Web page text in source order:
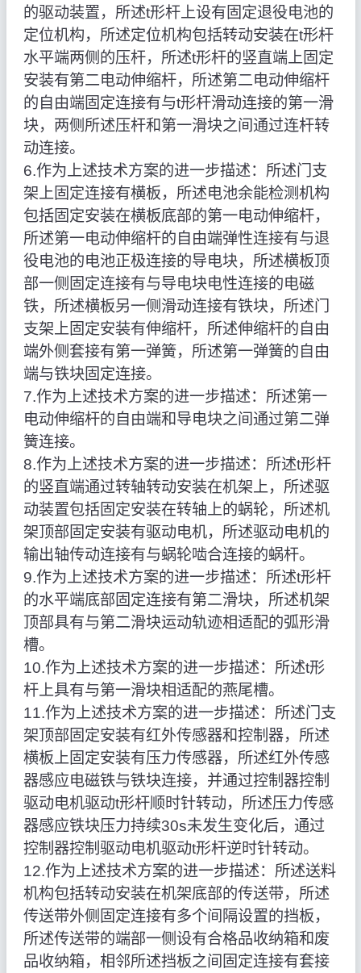
的驱动装置，所述t形杆上设有固定退役电池的
定位机构，所述定位机构包括转动安装在t形杆
水平端两侧的压杆，所述t形杆的竖直端上固定
安装有第二电动伸缩杆，所述第二电动伸缩杆
的自由端固定连接有与t形杆滑动连接的第一滑
块，两侧所述压杆和第一滑块之间通过连杆转
动连接。
6.作为上述技术方案的进一步描述：所述门支
架上固定连接有横板，所述电池余能检测机构
包括固定安装在横板底部的第一电动伸缩杆，
所述第一电动伸缩杆的自由端弹性连接有与退
役电池的电池正极连接的导电块，所述横板顶
部一侧固定连接有与导电块电性连接的电磁
铁，所述横板另一侧滑动连接有铁块，所述门
支架上固定安装有伸缩杆，所述伸缩杆的自由
端外侧套接有第一弹簧，所述第一弹簧的自由
端与铁块固定连接。
7.作为上述技术方案的进一步描述：所述第一
电动伸缩杆的自由端和导电块之间通过第二弹
簧连接。
8.作为上述技术方案的进一步描述：所述t形杆
的竖直端通过转轴转动安装在机架上，所述驱
动装置包括固定安装在转轴上的蜗轮，所述机
架顶部固定安装有驱动电机，所述驱动电机的
输出轴传动连接有与蜗轮啮合连接的蜗杆。
9.作为上述技术方案的进一步描述：所述t形杆
的水平端底部固定连接有第二滑块，所述机架
顶部具有与第二滑块运动轨迹相适配的弧形滑
槽。
10.作为上述技术方案的进一步描述：所述t形
杆上具有与第一滑块相适配的燕尾槽。
11.作为上述技术方案的进一步描述：所述门支
架顶部固定安装有红外传感器和控制器，所述
横板上固定安装有压力传感器，所述红外传感
器感应电磁铁与铁块连接，并通过控制器控制
驱动电机驱动t形杆顺时针转动，所述压力传感
器感应铁块压力持续30s未发生变化后，通过
控制器控制驱动电机驱动t形杆逆时针转动。
12.作为上述技术方案的进一步描述：所述送料
机构包括转动安装在机架底部的传送带，所述
传送带外侧固定连接有多个间隔设置的挡板，
所述传送带的端部一侧设有合格品收纳箱和废
品收纳箱，相邻所述挡板之间固定连接有套接